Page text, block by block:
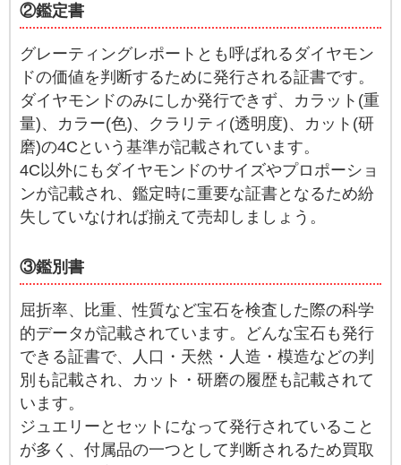
②鑑定書
グレーティングレポートとも呼ばれるダイヤモン
ドの価値を判断するために発行される証書です。
ダイヤモンドのみにしか発行できず、カラット(重
量)、カラー(色)、クラリティ(透明度)、カット(研
磨)の4Cという基準が記載されています。
4C以外にもダイヤモンドのサイズやプロポーショ
ンが記載され、鑑定時に重要な証書となるため紛
失していなければ揃えて売却しましょう。
③鑑別書
屈折率、比重、性質など宝石を検査した際の科学
的データが記載されています。どんな宝石も発行
できる証書で、人口・天然・人造・模造などの判
別も記載され、カット・研磨の履歴も記載されて
います。
ジュエリーとセットになって発行されていること
が多く、付属品の一つとして判断されるため買取